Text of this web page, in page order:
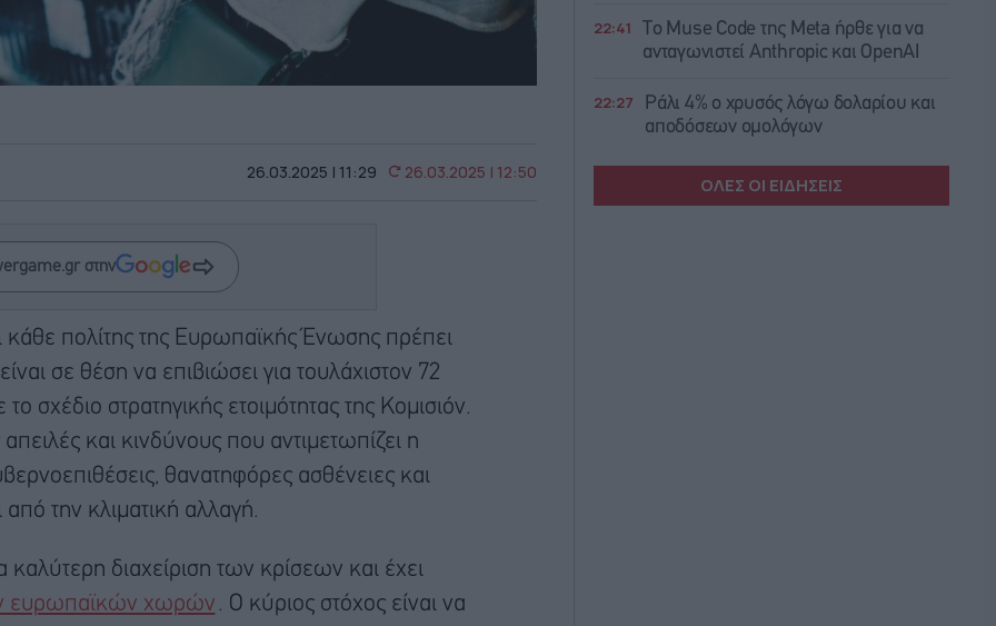
26.03.2025 | 11:29 26.03.2025 | 12:50
στην
κάθε πολίτης της Ευρωπαϊκής Ένωσης πρέπει
σε θέση να επιβιώσει για τουλάχιστον 72
στρατηγικής ετοιμότητας της Κομισιόν.
και κινδύνους που αντιμετωπίζει η
θανατηφόρες ασθένειες και
την κλιματική αλλαγή.
καλύτερη διαχείριση των κρίσεων και έχει
ευρωπαϊκών χωρών . Ο κύριος στόχος είναι να
22:41
Το Muse Code της Meta ήρθε για να
ανταγωνιστεί Anthropic και OpenAI
22:27
Ράλι 4% ο χρυσός λόγω δολαρίου και
αποδόσεων ομολόγων
ΟΛΕΣ ΟΙ ΕΙΔΗΣΕΙΣ